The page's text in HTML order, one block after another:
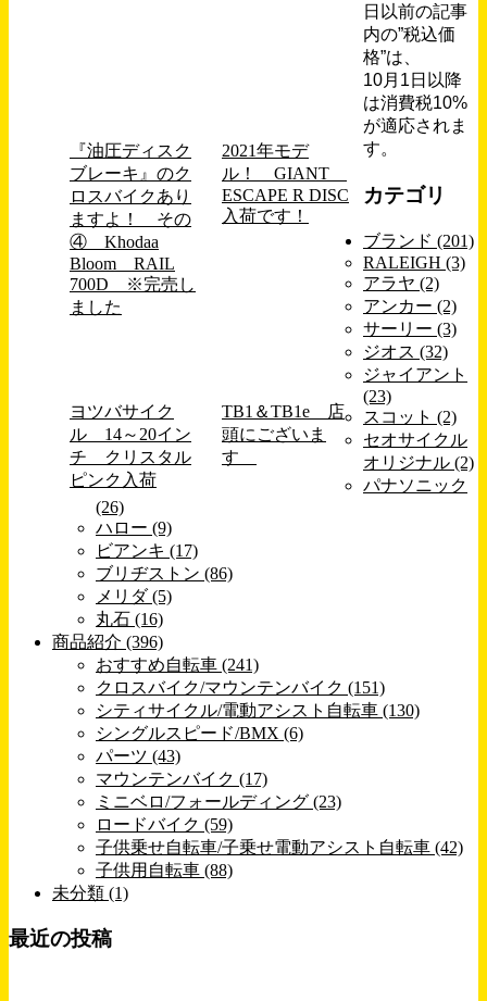
『油圧ディスク
ブレーキ』のク
ロスバイクあり
ますよ！ その
④ Khodaa
Bloom RAIL
700D ※完売し
ました
2021年モデ
ル！ GIANT
ESCAPE R DISC
入荷です！
ヨツバサイク
ル 14～20イン
チ クリスタル
ピンク入荷
TB1＆TB1e 店
頭にございま
す
日以前の記事
内の”税込価
格”は、
10月1日以降
は消費税10%
が適応されま
す。
カテゴリ
ブランド (201)
RALEIGH (3)
アラヤ (2)
アンカー (2)
サーリー (3)
ジオス (32)
ジャイアント
(23)
スコット (2)
セオサイクル
オリジナル (2)
パナソニック
(26)
ハロー (9)
ビアンキ (17)
ブリヂストン (86)
メリダ (5)
丸石 (16)
商品紹介 (396)
おすすめ自転車 (241)
クロスバイク/マウンテンバイク (151)
シティサイクル/電動アシスト自転車 (130)
シングルスピード/BMX (6)
パーツ (43)
マウンテンバイク (17)
ミニベロ/フォールディング (23)
ロードバイク (59)
子供乗せ自転車/子乗せ電動アシスト自転車 (42)
子供用自転車 (88)
未分類 (1)
最近の投稿